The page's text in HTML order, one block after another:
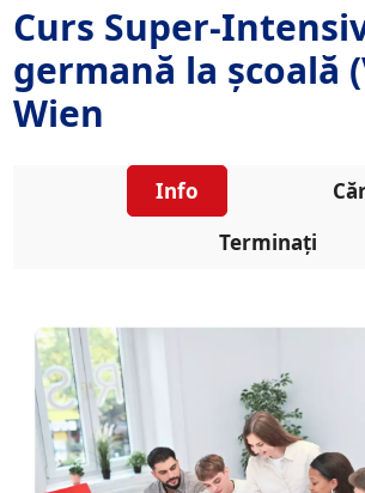
Curs Super-
germană la școală
Wien
Info
Terminați